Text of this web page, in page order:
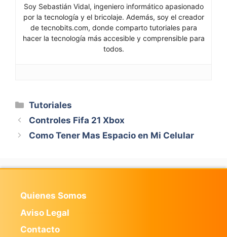
Soy Sebastián Vidal, ingeniero informático apasionado
por la tecnología y el bricolaje. Además, soy el creador
de tecnobits.com, donde comparto tutoriales para
hacer la tecnología más accesible y comprensible para
todos.
Categorías
Tutoriales
Controles Fifa 21 Xbox
Como Tener Mas Espacio en Mi Celular
Quienes Somos
Aviso Legal
Contacto